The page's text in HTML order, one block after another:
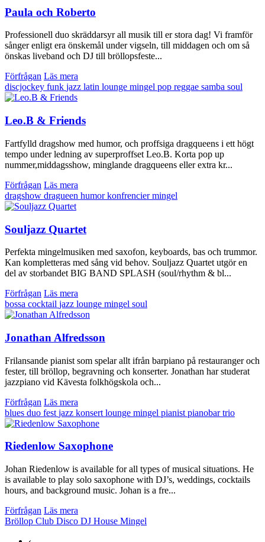
Paula och Roberto
Professionell duo skräddarsyr all musik till er stora dag! Vi framför
sånger enligt era önskemål under vigseln, till middagen och om så
önskas liveband och DJ till bröllopsfeste...
Förfrågan Läs mera
discjockey funk jazz latin lounge mingel pop reggae samba soul
Leo.B & Friends
Fartfylld dragshow med humor, och proffsiga dragqueens i ett högt
tempo under ledning av superproffset Leo.B. Korta pop up
nummer,middagsshow, minglande dragqueens eller extra kr...
Förfrågan Läs mera
dragshow dragueen humorkonfrenciermingel
Souljazz Quartet
Perfekta mingelmusiken med saxofon, keyboards, bas och trummor.
Kan kompletteras med sång vid behov. Souljazz Quartet utgör en
del av storbandet BIG BAND SPLASH (soul/rhythm & bl...
Förfrågan Läs mera
bossa cocktail jazz lounge mingel soul
Jonathan Alfredsson
Frilansande pianist som spelar allt ifrån barpiano på restauranger och
fester, till bröllop, begravning och konserter. Jonathan har studerat
jazzpiano vid Kävesta folkhögskola och...
Förfrågan Läs mera
blues duo fest jazz konsert lounge mingel pianist pianobartrio
Riedenlow Saxophone
Johan Riedenlow is available for all types of musical situations. He
is available to play solo saxophone with DJ’s, weddings, cocktails
hours, and background music. Johan is a fre...
Förfrågan Läs mera
Bröllop Club Disco DJ House Mingel